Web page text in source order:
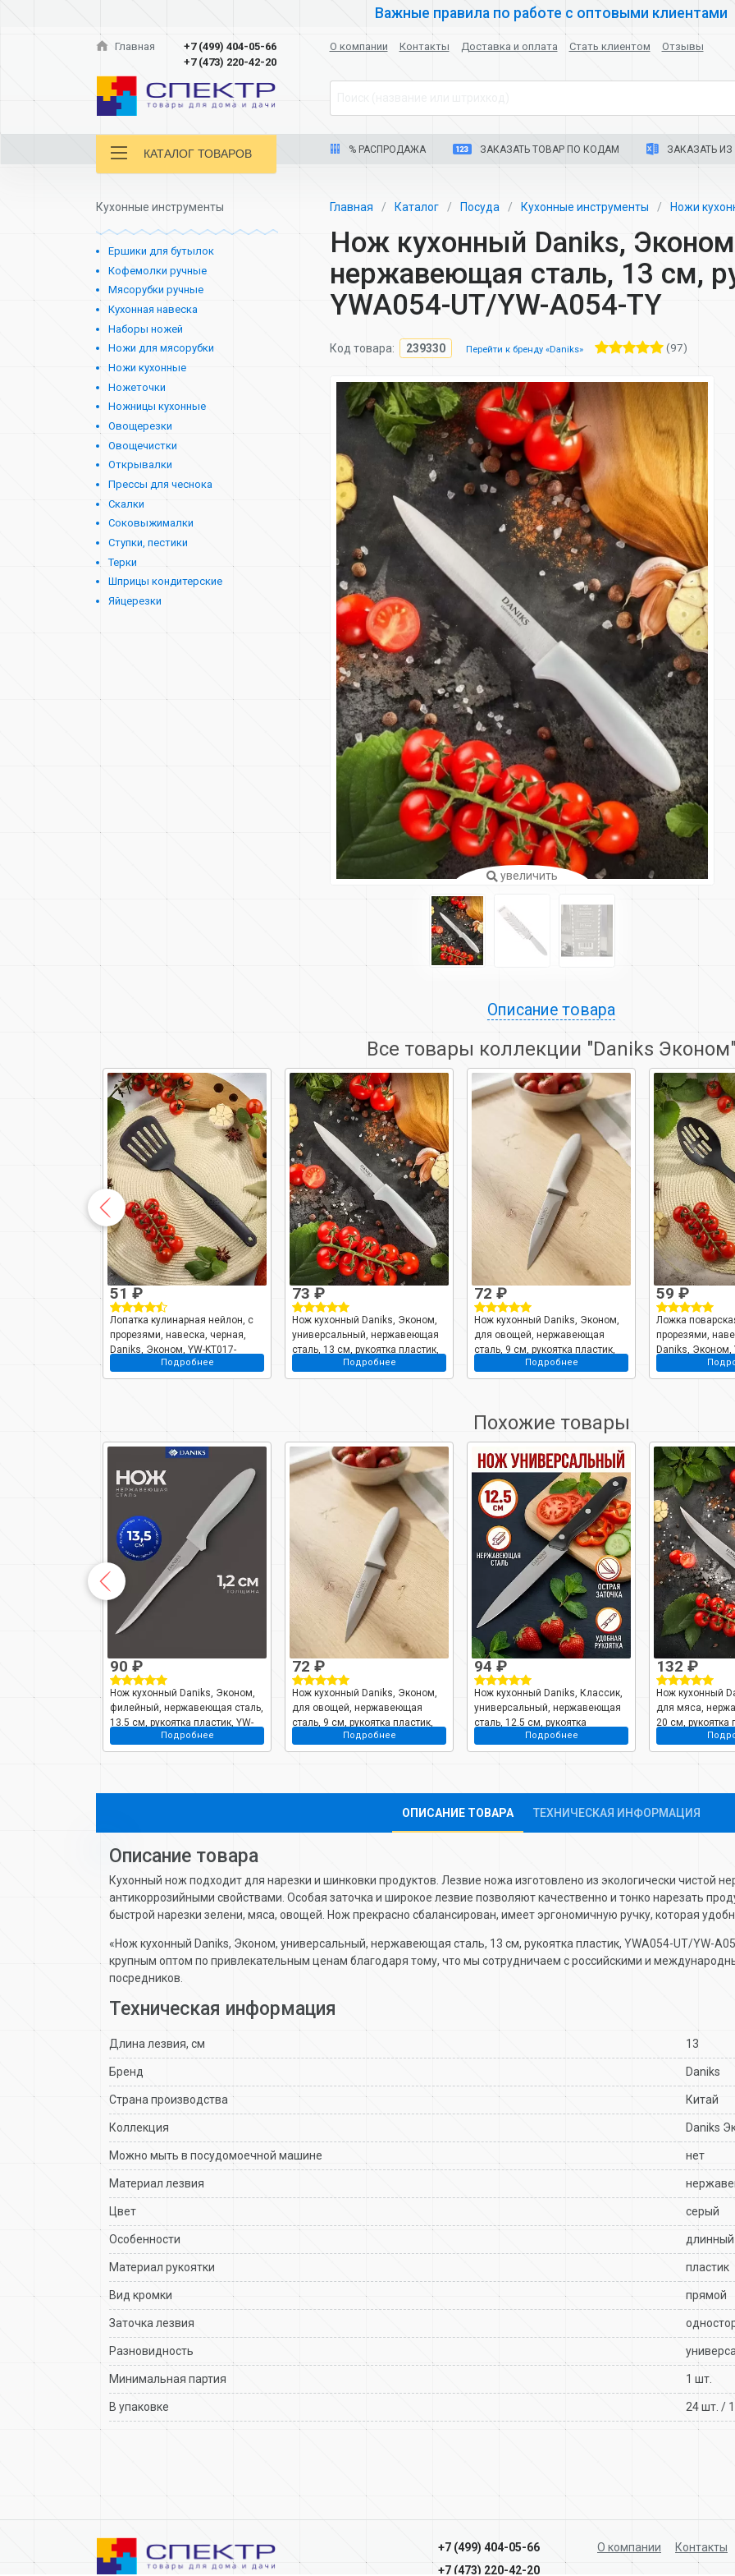
Важные правила по работе с оптовыми клиентами
Главная
+7 (499) 404-05-66
+7 (473) 220-42-20
О компании Контакты Доставка и оплата Стать клиентом Отзывы
КАТАЛОГ ТОВАРОВ % РАСПРОДАЖА ЗАКАЗАТЬ ТОВАР ПО КОДАМ ЗАКАЗАТЬ ИЗ
Кухонные инструменты
Ершики для бутылок
Кофемолки ручные
Мясорубки ручные
Кухонная навеска
Наборы ножей
Ножи для мясорубки
Ножи кухонные
Ножеточки
Ножницы кухонные
Овощерезки
Овощечистки
Открывалки
Прессы для чеснока
Скалки
Соковыжималки
Ступки, пестики
Терки
Шприцы кондитерские
Яйцерезки
Главная Каталог Посуда Кухонные инструменты Ножи
Нож кухонный Daniks,
нержавеющая сталь, 13 см,
YWA054-UT/YW-A054-TY
Код товара: 239330 Перейти к бренду «Daniks» (97)
увеличить
Описание товара
Все товары коллекции "Daniks
51 ₽
Лопатка кулинарная нейлон, с
прорезями, навеска, черная,
Daniks, Эконом, YW-KT017-
1/H1010-01Подробнее
73 ₽
Нож кухонный Daniks, Эконом,
универсальный, нержавеющая
сталь, 13 см, рукоятка пластик,
YWA054-UT/YW-A054-TY
Подробнее
72 ₽
Нож кухонный Daniks, Эконом,
для овощей, нержавеющая
сталь, 9 см, рукоятка пластик,
YW-A054-PAПодробнее
59 ₽
Ложка
прорезями,
Daniks, Эконом,
10/H1010-02
Похожие товары
90 ₽
Нож кухонный Daniks, Эконом,
филейный, нержавеющая сталь,
13.5 см, рукоятка пластик, YW-
Подробнее
72 ₽
Нож кухонный Daniks, Эконом,
для овощей, нержавеющая
сталь, 9 см, рукоятка пластик,
YW-A054-PAПодробнее
94 ₽
Нож кухонный Daniks, Классик,
универсальный, нержавеющая
сталь, 12.5 см, рукоятка
пластик, YW-A111-TY
Подробнее
132 ₽
Нож кухонный
для мяса,
20 см, рукоятка
ОПИСАНИЕ ТОВАРА ТЕХНИЧЕСКАЯ ИНФОРМАЦИЯ
Описание товара
Кухонный нож подходит для нарезки и шинковки продуктов. Лезвие ножа изготовлено из экологически чистой
антикоррозийными свойствами. Особая заточка и широкое лезвие позволяют качественно и тонко нарезать
быстрой нарезки зелени, мяса, овощей. Нож прекрасно сбалансирован, имеет эргономичную ручку, которая
«Нож кухонный Daniks, Эконом, универсальный, нержавеющая сталь, 13 см, рукоятка пластик, YWA054-UT/YW-
крупным оптом по привлекательным ценам благодаря тому, что мы сотрудничаем с российскими и
посредников.
Техническая информация
Длина лезвия, см 13
Бренд Daniks
Страна производства Китай
Коллекция Daniks
Можно мыть в посудомоечной машине нет
Материал лезвия
Цвет серый
Особенности длинный
Материал рукоятки пластик
Вид кромки прямой
Заточка лезвия
Разновидность
Минимальная партия 1 шт.
В упаковке 24 шт. /
+7 (499) 404-05-66
+7 (473) 220-42-20
О компании Контакты